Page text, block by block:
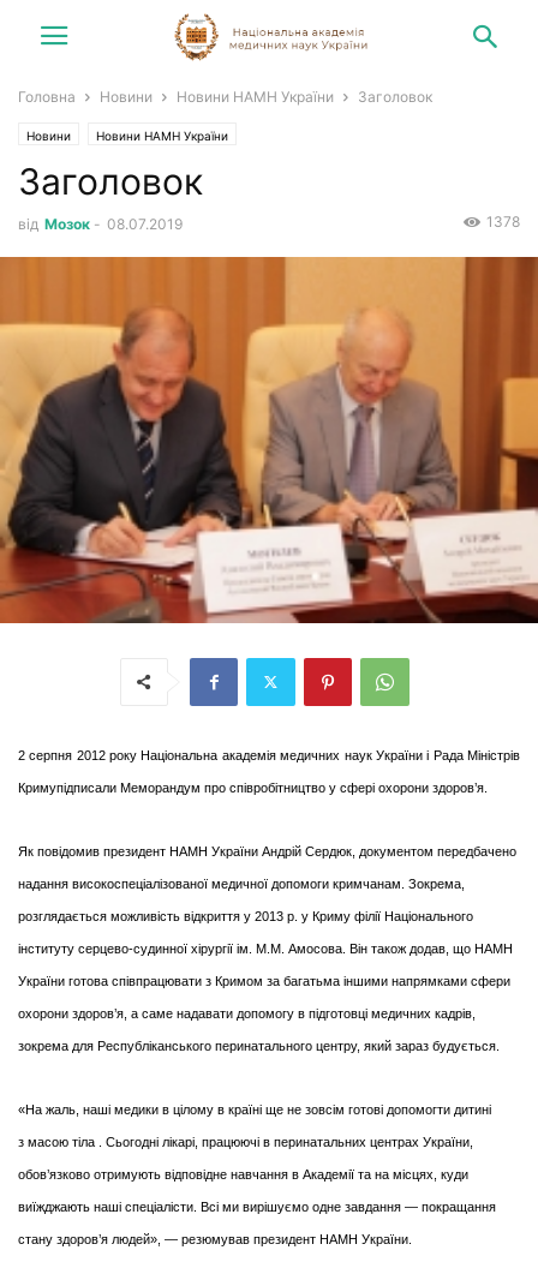
Головна Новини Новини НАМН України Заголовок
Новини Новини НАМН України
Заголовок
від Мозок - 08.07.2019 1378
2 серпня 2012 року Національна академія медичних наук Україниі Рада Міністрів
Кримупідписали Меморандум про співробітництво у сфері охорони здоров’я.
Як повідомив президент НАМН України Андрій Сердюк, документом передбачено
надання високоспеціалізованої медичної допомоги кримчанам. Зокрема,
розглядається можливість відкриття у 2013 р. у Криму філії Національного
інституту серцево-судинної хірургії ім. М.М. Амосова. Він також додав, що НАМН
України готова спів­працювати з Кримом за багатьма іншими напрямками сфери
охорони здоров’я, а саме надавати допомогу в підготовці медичних кадрів,
зокрема для Республіканського перинатального центру, який зараз будується.
«На жаль, наші медики в цілому в країні ще не зовсім готові допомогти дитині
з масою тіла . Сьогодні лікарі, працюючі в перинатальних центрах України,
обов’язково отримують відповідне навчання в Академії та на місцях, куди
виїжджають наші спеціалісти. Всі ми вирішуємо одне завдання — покращання
стану здоров’я людей», — резюмував президент НАМН України.